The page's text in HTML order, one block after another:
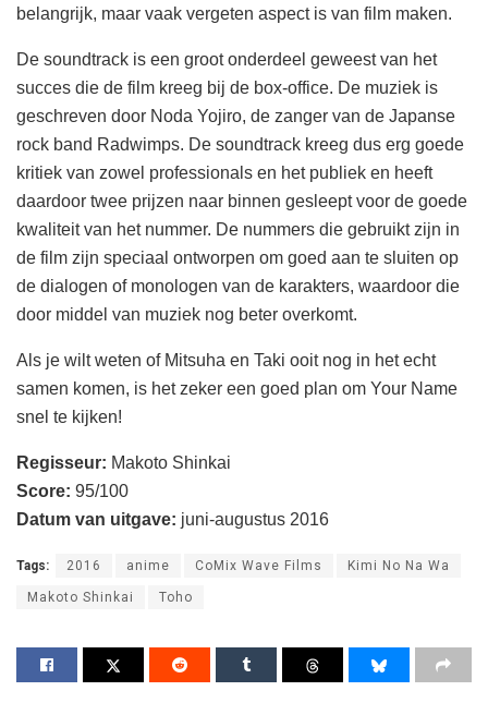
belangrijk, maar vaak vergeten aspect is van film maken.
De soundtrack is een groot onderdeel geweest van het
succes die de film kreeg bij de box-office. De muziek is
geschreven door Noda Yojiro, de zanger van de Japanse
rock band Radwimps. De soundtrack kreeg dus erg goede
kritiek van zowel professionals en het publiek en heeft
daardoor twee prijzen naar binnen gesleept voor de goede
kwaliteit van het nummer. De nummers die gebruikt zijn in
de film zijn speciaal ontworpen om goed aan te sluiten op
de dialogen of monologen van de karakters, waardoor die
door middel van muziek nog beter overkomt.
Als je wilt weten of Mitsuha en Taki ooit nog in het echt
samen komen, is het zeker een goed plan om Your Name
snel te kijken!
Regisseur: Makoto Shinkai
Score: 95/100
Datum van uitgave: juni-augustus 2016
Tags: 2016 anime CoMix Wave Films Kimi No Na Wa
Makoto Shinkai Toho